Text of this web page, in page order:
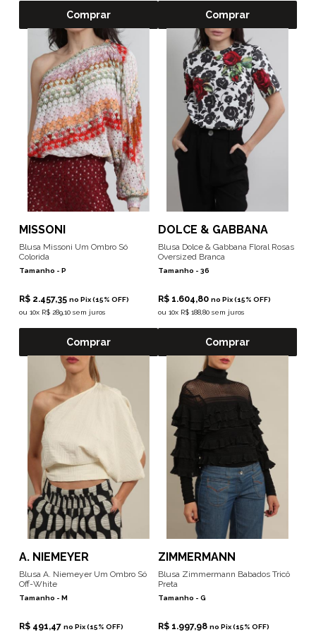
Comprar Comprar
MISSONI
Blusa Missoni Um Ombro Só
Colorida
Tamanho - P
R$ 2.457,35 no Pix (15% OFF)
ou 10x R$ 289,10 sem juros
Comprar
DOLCE & GABBANA
Blusa Dolce & Gabbana Floral Rosas
Oversized Branca
Tamanho - 36
R$ 1.604,80 no Pix (15% OFF)
ou 10x R$ 188,80 sem juros
Comprar
A. NIEMEYER
Blusa A. Niemeyer Um Ombro Só
Off-White
Tamanho - M
R$ 491,47 no Pix (15% OFF)
ZIMMERMANN
Blusa Zimmermann Babados Tricô
Preta
Tamanho - G
R$ 1.997,98 no Pix (15% OFF)